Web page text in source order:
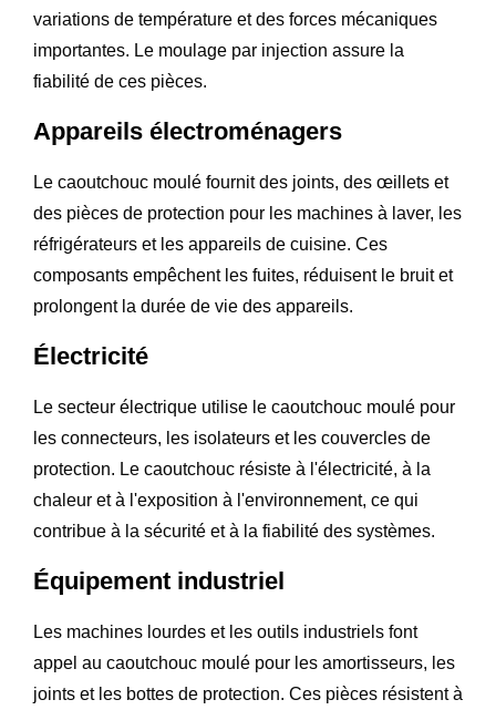
variations de température et des forces mécaniques
importantes. Le moulage par injection assure la
fiabilité de ces pièces.
Appareils électroménagers
Le caoutchouc moulé fournit des joints, des œillets et
des pièces de protection pour les machines à laver, les
réfrigérateurs et les appareils de cuisine. Ces
composants empêchent les fuites, réduisent le bruit et
prolongent la durée de vie des appareils.
Électricité
Le secteur électrique utilise le caoutchouc moulé pour
les connecteurs, les isolateurs et les couvercles de
protection. Le caoutchouc résiste à l'électricité, à la
chaleur et à l'exposition à l'environnement, ce qui
contribue à la sécurité et à la fiabilité des systèmes.
Équipement industriel
Les machines lourdes et les outils industriels font
appel au caoutchouc moulé pour les amortisseurs, les
joints et les bottes de protection. Ces pièces résistent à